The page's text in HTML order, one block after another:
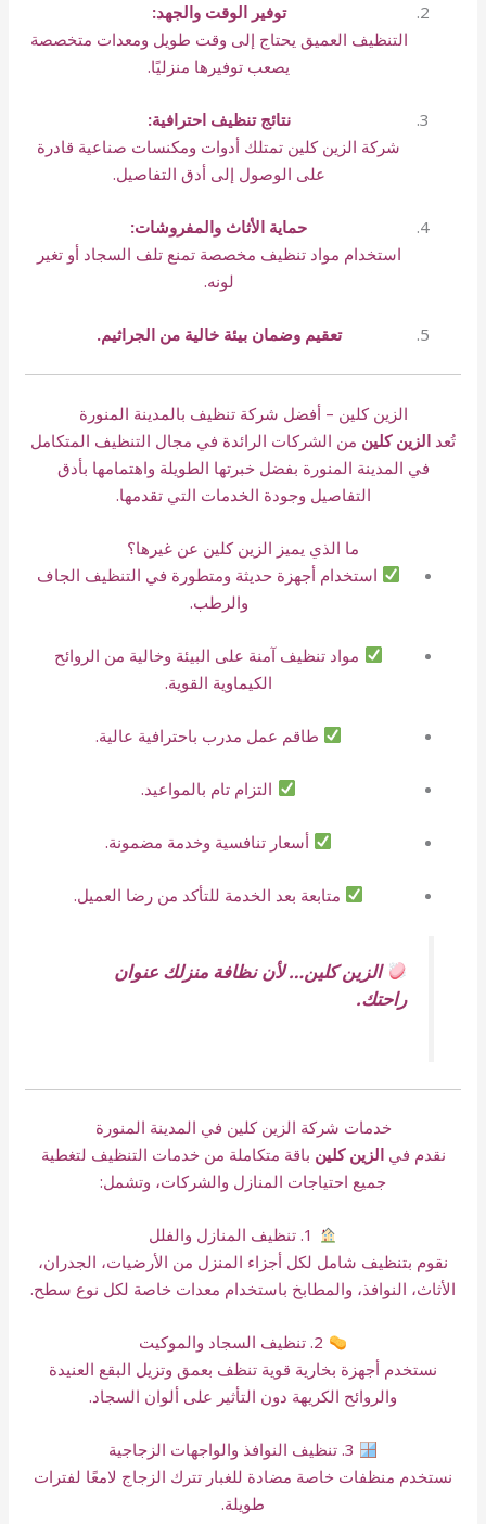
توفير الوقت والجهد:
التنظيف العميق يحتاج إلى وقت طويل ومعدات متخصصة
يصعب توفيرها منزليًا.
نتائج تنظيف احترافية:
شركة الزين كلين تمتلك أدوات ومكنسات صناعية قادرة
على الوصول إلى أدق التفاصيل.
حماية الأثاث والمفروشات:
استخدام مواد تنظيف مخصصة تمنع تلف السجاد أو تغير
لونه.
تعقيم وضمان بيئة خالية من الجراثيم.
الزين كلين – أفضل شركة تنظيف بالمدينة المنورة
تُعد الزين كلين من الشركات الرائدة في مجال التنظيف المتكامل
في المدينة المنورة بفضل خبرتها الطويلة واهتمامها بأدق
التفاصيل وجودة الخدمات التي تقدمها.
ما الذي يميز الزين كلين عن غيرها؟
استخدام أجهزة حديثة ومتطورة في التنظيف الجاف
والرطب.
مواد تنظيف آمنة على البيئة وخالية من الروائح
الكيماوية القوية.
طاقم عمل مدرب باحترافية عالية.
التزام تام بالمواعيد.
أسعار تنافسية وخدمة مضمونة.
متابعة بعد الخدمة للتأكد من رضا العميل.
الزين كلين… لأن نظافة منزلك عنوان
راحتك.
خدمات شركة الزين كلين في المدينة المنورة
نقدم فيالزين كلين باقة متكاملة من خدمات التنظيف لتغطية
جميع احتياجات المنازل والشركات، وتشمل:
نقوم بتنظيف شامل لكل أجزاء المنزل من الأرضيات، الجدران،
الأثاث، النوافذ، والمطابخ باستخدام معدات خاصة لكل نوع سطح.
نستخدم أجهزة بخارية قوية تنظف بعمق وتزيل البقع العنيدة
والروائح الكريهة دون التأثير على ألوان السجاد.
نستخدم منظفات خاصة مضادة للغبار تترك الزجاج لامعًا لفترات
طويلة.